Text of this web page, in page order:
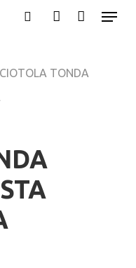
Menu
CIOTOLA TONDA